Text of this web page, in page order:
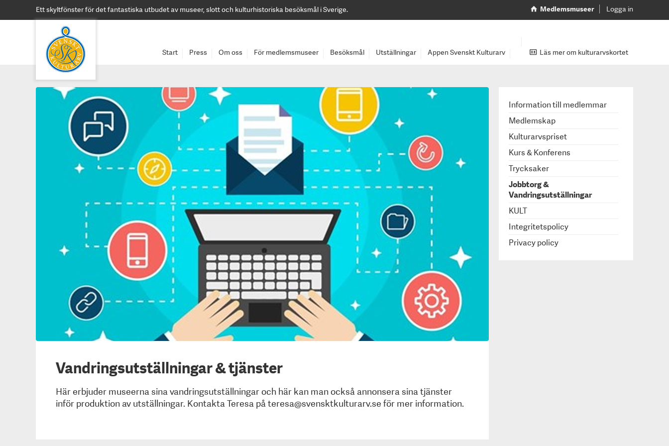
Ett skyltfönster för det fantastiska utbudet av museer, slott och kulturhistoriska besöksmål i Sverige. Medlemsmuseer Logga in
Start Press Om oss För medlemsmuseer Besöksmål Utställningar Appen Svenskt Kulturarv Läs mer om kulturarvskortet
Vandringsutställningar & tjänster
Här erbjuder museerna sina vandringsutställningar och här kan man också annonsera sina tjänster
inför produktion av utställningar. Kontakta Teresa på teresa@svensktkulturarv.se för mer information.
Information till medlemmar
Medlemskap
Kulturarvspriset
Kurs & Konferens
Trycksaker
Jobbtorg &
Vandringsutställningar
KULT
Integritetspolicy
Privacy policy